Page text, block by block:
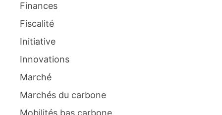
Finances
Fiscalité
Initiative
Innovations
Marché
Marchés du carbone
Mobilités bas carbone